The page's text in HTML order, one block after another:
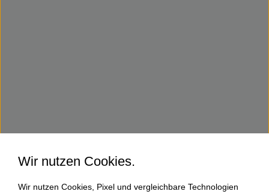
Wir nutzen Cookies.
Wir nutzen Cookies, Pixel und vergleichbare Technologien